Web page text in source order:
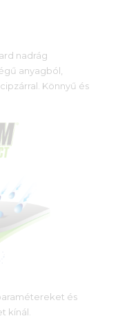
nadrág
anyagból,
Könnyű és
és
kínál.